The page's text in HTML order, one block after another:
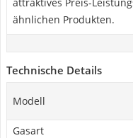
ähnlichen Produkten.
Technische Details
Modell
Gasart